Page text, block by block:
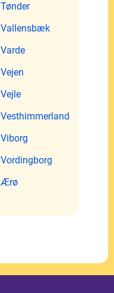
Tønder
Vallensbæk
Varde
Vejen
Vejle
Vesthimmerland
Viborg
Vordingborg
Ærø